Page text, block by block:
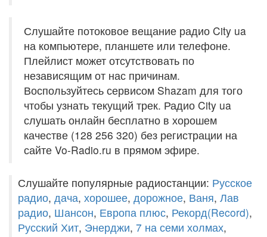
Слушайте потоковое вещание радио City ua
на компьютере, планшете или телефоне.
Плейлист может отсутствовать по
независящим от нас причинам.
Воспользуйтесь сервисом Shazam для того
чтобы узнать текущий трек. Радио City ua
слушать онлайн бесплатно в хорошем
качестве (128 256 320) без регистрации на
сайте Vo-Radio.ru в прямом эфире.
Слушайте популярные радиостанции: Русское
радио, дача, хорошее, дорожное, Ваня, Лав
радио, Шансон, Европа плюс, Рекорд(Record),
Русский Хит, Энерджи, 7 на семи холмах,